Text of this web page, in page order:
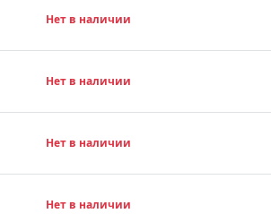
Нет в наличии
Нет в наличии
Нет в наличии
Нет в наличии